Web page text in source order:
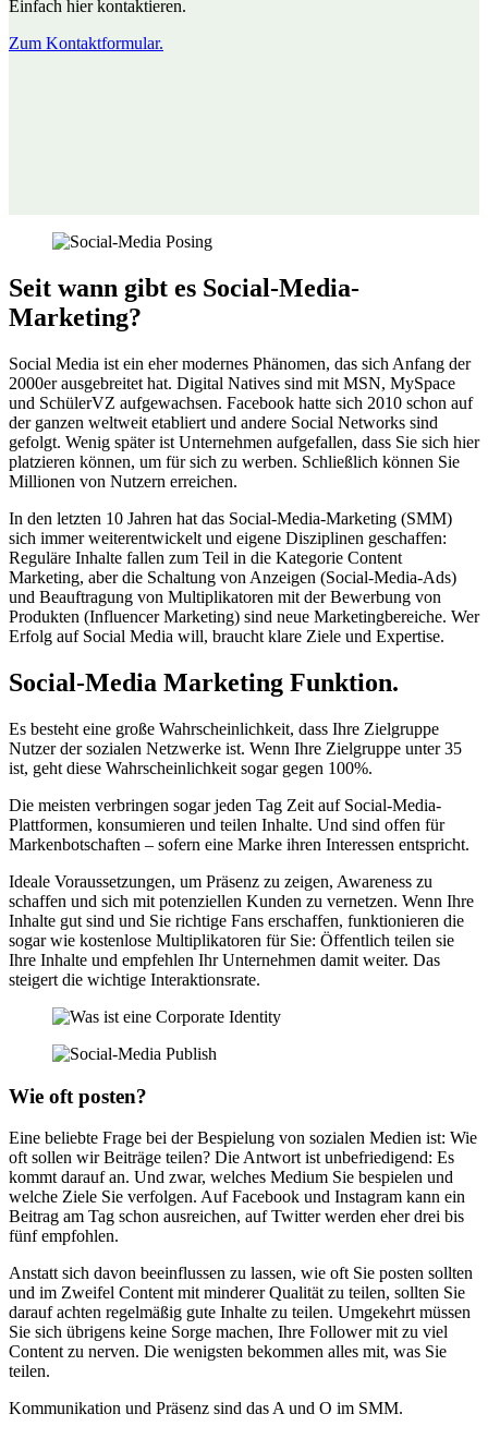
Einfach hier kontaktieren.
Zum Kontaktformular.
Seit wann gibt es Social-Media-
Marketing?
Social Media ist ein eher modernes Phänomen, das sich Anfang der
2000er ausgebreitet hat. Digital Natives sind mit MSN, MySpace
und SchülerVZ aufgewachsen. Facebook hatte sich 2010 schon auf
der ganzen weltweit etabliert und andere Social Networks sind
gefolgt. Wenig später ist Unternehmen aufgefallen, dass Sie sich hier
platzieren können, um für sich zu werben. Schließlich können Sie
Millionen von Nutzern erreichen.
In den letzten 10 Jahren hat das Social-Media-Marketing (SMM)
sich immer weiterentwickelt und eigene Disziplinen geschaffen:
Reguläre Inhalte fallen zum Teil in die Kategorie Content
Marketing, aber die Schaltung von Anzeigen (Social-Media-Ads)
und Beauftragung von Multiplikatoren mit der Bewerbung von
Produkten (Influencer Marketing) sind neue Marketingbereiche. Wer
Erfolg auf Social Media will, braucht klare Ziele und Expertise.
Social-Media Marketing Funktion.
Es besteht eine große Wahrscheinlichkeit, dass Ihre Zielgruppe
Nutzer der sozialen Netzwerke ist. Wenn Ihre Zielgruppe unter 35
ist, geht diese Wahrscheinlichkeit sogar gegen 100%.
Die meisten verbringen sogar jeden Tag Zeit auf Social-Media-
Plattformen, konsumieren und teilen Inhalte. Und sind offen für
Markenbotschaften – sofern eine Marke ihren Interessen entspricht.
Ideale Voraussetzungen, um Präsenz zu zeigen, Awareness zu
schaffen und sich mit potenziellen Kunden zu vernetzen. Wenn Ihre
Inhalte gut sind und Sie richtige Fans erschaffen, funktionieren die
sogar wie kostenlose Multiplikatoren für Sie: Öffentlich teilen sie
Ihre Inhalte und empfehlen Ihr Unternehmen damit weiter. Das
steigert die wichtige Interaktionsrate.
Wie oft posten?
Eine beliebte Frage bei der Bespielung von sozialen Medien ist: Wie
oft sollen wir Beiträge teilen? Die Antwort ist unbefriedigend: Es
kommt darauf an. Und zwar, welches Medium Sie bespielen und
welche Ziele Sie verfolgen. Auf Facebook und Instagram kann ein
Beitrag am Tag schon ausreichen, auf Twitter werden eher drei bis
fünf empfohlen.
Anstatt sich davon beeinflussen zu lassen, wie oft Sie posten sollten
und im Zweifel Content mit minderer Qualität zu teilen, sollten Sie
darauf achten regelmäßig gute Inhalte zu teilen. Umgekehrt müssen
Sie sich übrigens keine Sorge machen, Ihre Follower mit zu viel
Content zu nerven. Die wenigsten bekommen alles mit, was Sie
teilen.
Kommunikation und Präsenz sind das A und O im SMM.